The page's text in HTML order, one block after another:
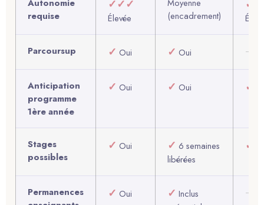
Autonomie
requise
✓✓✓
Élevée
Moyenne
(encadrement)
Parcoursup ✓ Oui ✓ Oui –
Anticipation
programme
1ère année
✓ Oui ✓ Oui ✓
Stages
possibles
✓ Oui ✓ 6 semaines
libérées
✓
Permanences
✓ Oui ✓ Inclus
–